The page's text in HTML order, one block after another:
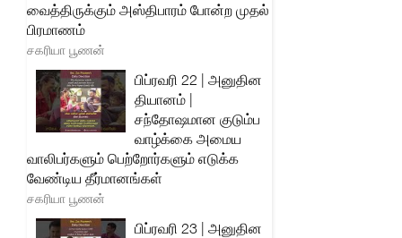
வைத்திருக்கும் அஸ்திபாரம் போன்ற முதல்
பிரமாணம்
சகரியா பூணன்
பிப்ரவரி 22 | அனுதின
தியானம் |
சந்தோஷமான குடும்ப
வாழ்க்கை அமைய
வாலிபர்களும் பெற்றோர்களும் எடுக்க
வேண்டிய தீர்மானங்கள்
சகரியா பூணன்
பிப்ரவரி 23 | அனுதின